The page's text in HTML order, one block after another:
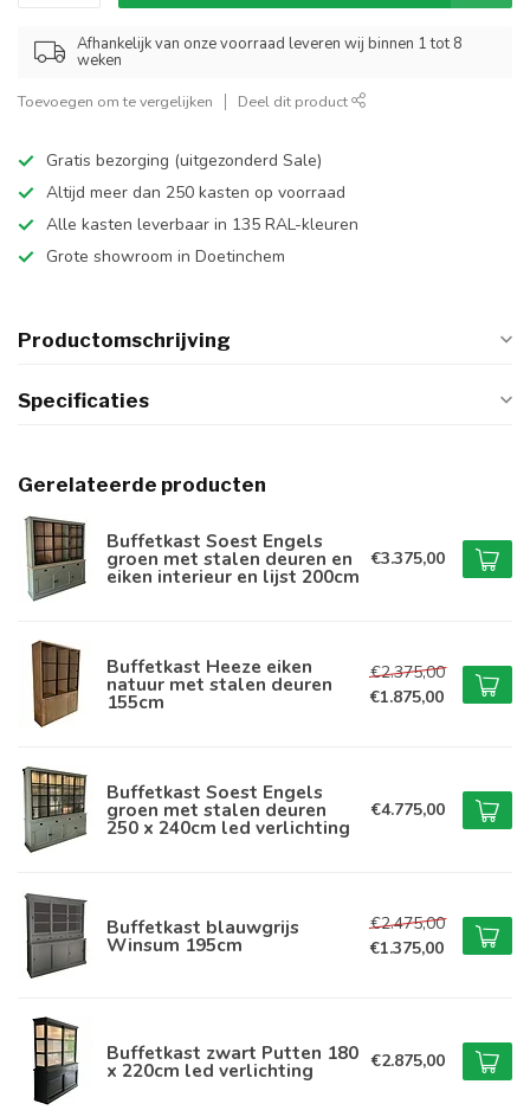
Afhankelijk van onze voorraad leveren wij binnen 1 tot 8
weken
Toevoegen om te vergelijken Deel dit product
Gratis bezorging (uitgezonderd Sale)
Altijd meer dan 250 kasten op voorraad
Alle kasten leverbaar in 135 RAL-kleuren
Grote showroom in Doetinchem
Productomschrijving
Specificaties
Gerelateerde producten
Buffetkast Soest Engels
groen met stalen deuren en
eiken interieur en lijst 200cm
€3.375,00
Buffetkast Heeze eiken
natuur met stalen deuren
155cm
€2.375,00
€1.875,00
Buffetkast Soest Engels
groen met stalen deuren
250 x 240cm led verlichting
€4.775,00
Buffetkast blauwgrijs
Winsum 195cm
€2.475,00
€1.375,00
Buffetkast zwart Putten 180
x 220cm led verlichting €2.875,00